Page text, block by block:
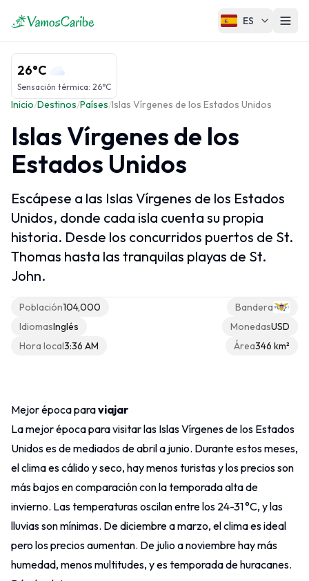
El Caribe
Mapa del Caribe
Clima del Caribe
Cruceros Caribe
Antillas Mayores
Antillas Menores
Islas ABC
Caribe Francés
Caribe Neerlandés
ES
Inicio/Destinos/Países/Islas Vírgenes de los Estados Unidos
Islas Vírgenes de los
Estados Unidos
Escápese a las Islas Vírgenes de los Estados
Unidos, donde cada isla cuenta su propia
historia. Desde los concurridos puertos de St.
Thomas hasta las tranquilas playas de St.
John.
Población104,000
IdiomasInglés
Hora local3:36 AM
Bandera
MonedasUSD
Área346 km²
26°C
Sensación térmica: 26°C
Mejor época paraviajar
La mejor época para visitar las IslasVírgenes de los Estados
Unidos es de mediados de abril a junio. Durante estos meses,
el clima es cálido y seco, hay menos turistas y los precios son
más bajos en comparación con la temporada alta de
invierno. Las temperaturas oscilan entre los 24-31 °C, y las
lluvias son mínimas. De diciembre a marzo, el clima es ideal
pero los precios aumentan. De julio a noviembre hay más
humedad, menos multitudes, y es temporada de huracanes.